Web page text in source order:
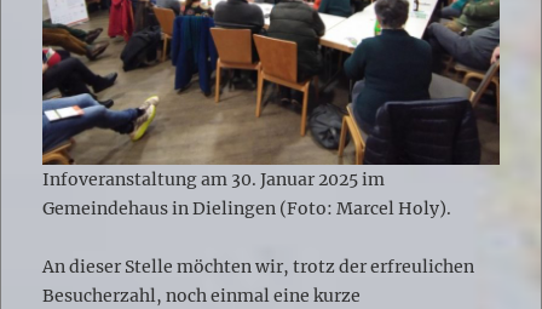
Infoveranstaltung am 30. Januar 2025 im
Gemeindehaus in Dielingen (Foto: Marcel Holy).
An dieser Stelle möchten wir, trotz der erfreulichen
Besucherzahl, noch einmal eine kurze